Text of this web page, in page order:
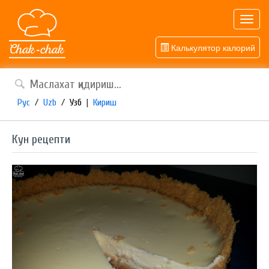
Калькулятор калорий
Рус / Uzb / Узб | Кириш
Кун рецепти